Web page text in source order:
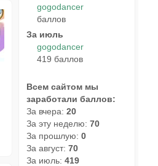
gogodancer
баллов
За июль
gogodancer
419 баллов
Всем сайтом мы
заработали баллов:
За вчера: 20
За эту неделю: 70
За прошлую: 0
За август: 70
За июль: 419